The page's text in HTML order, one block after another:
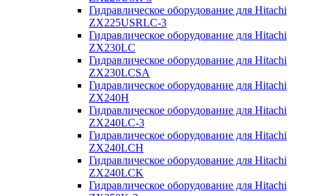
Гидравлическое оборудование для Hitachi
ZX225USRLC-3
Гидравлическое оборудование для Hitachi
ZX230LC
Гидравлическое оборудование для Hitachi
ZX230LCSA
Гидравлическое оборудование для Hitachi
ZX240H
Гидравлическое оборудование для Hitachi
ZX240LC-3
Гидравлическое оборудование для Hitachi
ZX240LCH
Гидравлическое оборудование для Hitachi
ZX240LCK
Гидравлическое оборудование для Hitachi